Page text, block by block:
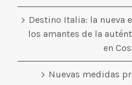
Destino Italia: la nueva
los amantes de la
en
Nuevas medidas